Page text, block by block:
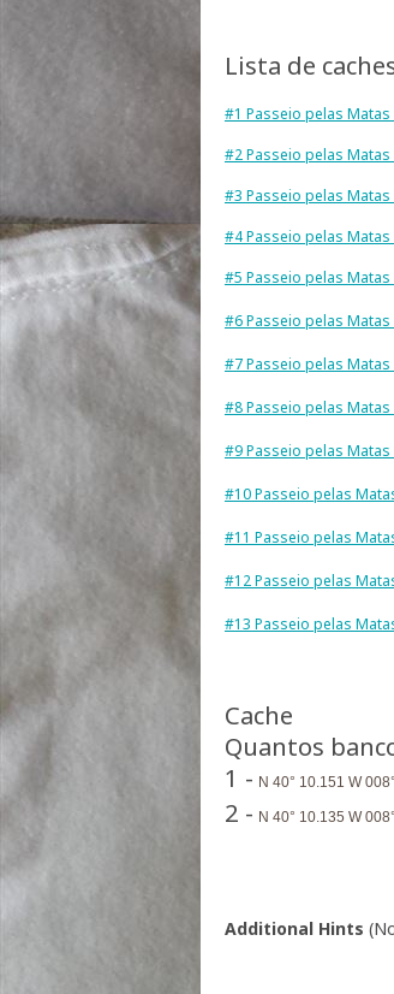
Lista de
#1 Passeio pelas
#2 Passeio pelas
#3 Passeio pelas
#4 Passeio pelas
#5 Passeio pelas
#6 Passeio pelas
#7 Passeio pelas
#8 Passeio pelas
#9 Passeio pelas
#10 Passeio pelas
#11 Passeio pelas
#12 Passeio pelas
#13 Passeio pelas
Cache
Quantos
1 - N 40° 10.151 W
2 - N 40° 10.135 W
Additional Hints (